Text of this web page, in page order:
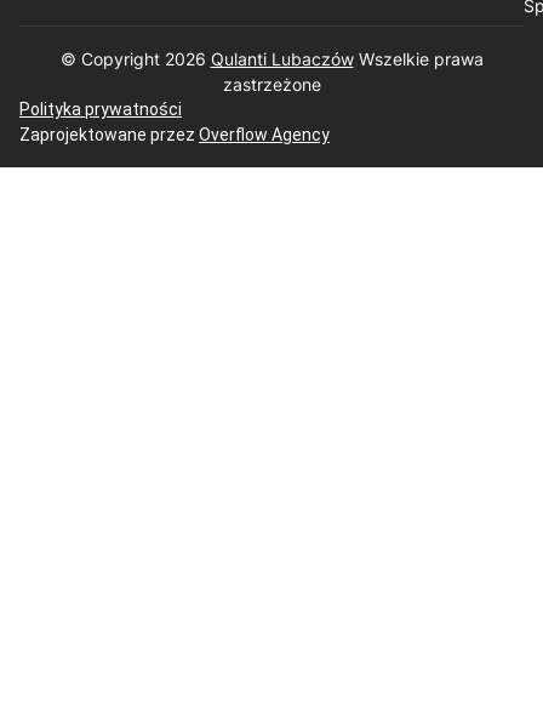
© Copyright 2026 Qulanti Lubaczów​ Wszelkie prawa
zastrzeżone
Polityka prywatności
Zaprojektowane przez Overflow Agency